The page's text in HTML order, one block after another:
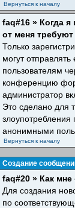
Вернуться к началу
faq#16 » Когда
от меня
Только
могут
пользователям
конференцию
администратор
Это сделано для
злоупотребления
анонимными
Вернуться к началу
Создание
faq#20 » Как
Для создания
по